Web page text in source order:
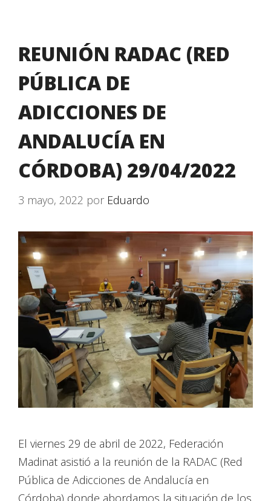
REUNIÓN RADAC (RED
PÚBLICA DE
ADICCIONES DE
ANDALUCÍA EN
CÓRDOBA) 29/04/2022
3 mayo, 2022 por Eduardo
El viernes 29 de abril de 2022, Federación
Madinat asistió a la reunión de la RADAC (Red
Pública de Adicciones de Andalucía en
Córdoba) donde abordamos la situación de los